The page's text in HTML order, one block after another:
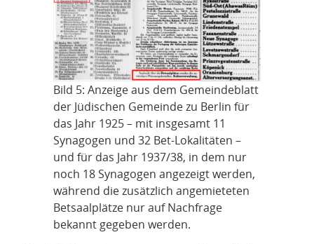
Bild 5: Anzeige aus dem Gemeindeblatt
der Jüdischen Gemeinde zu Berlin für
das Jahr 1925 – mit insgesamt 11
Synagogen und 32 Bet-Lokalitäten –
und für das Jahr 1937/38, in dem nur
noch 18 Synagogen angezeigt werden,
während die zusätzlich angemieteten
Betsaalplätze nur auf Nachfrage
bekannt gegeben werden.